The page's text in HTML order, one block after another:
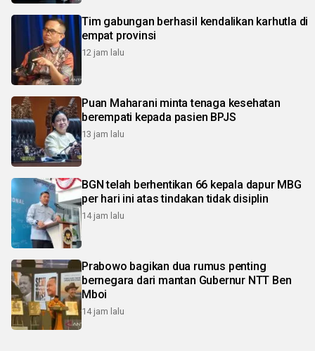
Tim gabungan berhasil kendalikan karhutla di
empat provinsi
12 jam lalu
Puan Maharani minta tenaga kesehatan
berempati kepada pasien BPJS
13 jam lalu
BGN telah berhentikan 66 kepala dapur MBG
per hari ini atas tindakan tidak disiplin
14 jam lalu
Prabowo bagikan dua rumus penting
bernegara dari mantan Gubernur NTT Ben
Mboi
14 jam lalu